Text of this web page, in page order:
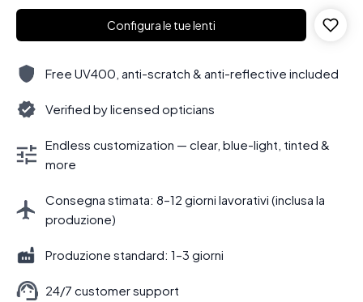
Configura le tue lenti
Free UV400, anti-scratch & anti-reflective included
Verified by licensed opticians
Endless customization — clear, blue-light, tinted &
more
Consegna stimata: 8–12 giorni lavorativi (inclusa la
produzione)
Produzione standard: 1–3 giorni
24/7 customer support